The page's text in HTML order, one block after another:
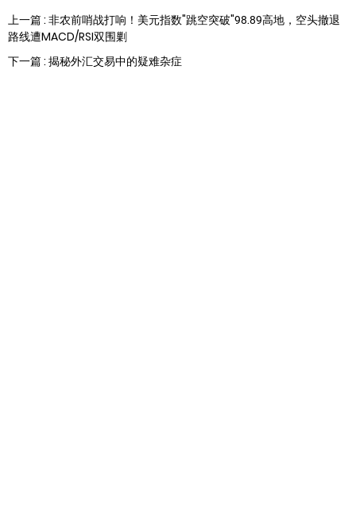
上一篇 : 非农前哨战打响！美元指数"跳空突破"98.89高地，空头撤退
路线遭MACD/RSI双围剿
下一篇 : 揭秘外汇交易中的疑难杂症